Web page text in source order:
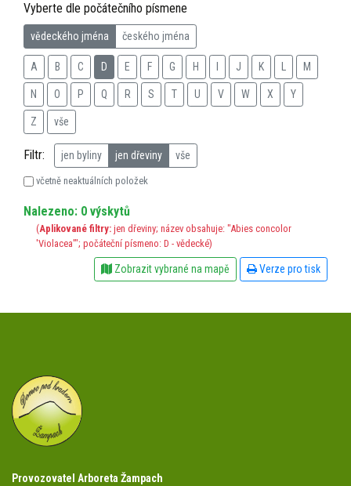
Vyberte dle počátečního písmene
vědeckého jména českého jména
A B C D E F G H J K M
N O P Q R S T U V W X Y
Z vše
Filtr: jen byliny jen dřeviny vše
včetně neaktuálních položek
Nalezeno: 0 výskytů
(Aplikované filtry: jen dřeviny; název obsahuje: "Abies concolor
'Violacea'"; počáteční písmeno: D - vědecké)
Zobrazit vybrané na mapě Verze pro tisk
Provozovatel Arboreta Žampach